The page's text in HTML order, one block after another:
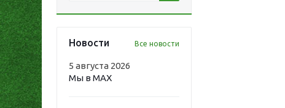
Новости Все новости
5 августа 2026
Мы в MAX